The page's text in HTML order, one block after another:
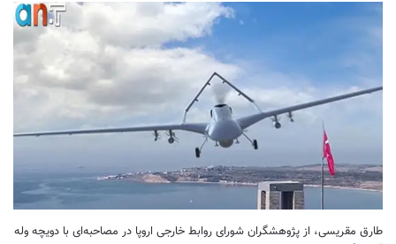
طارق مقریسی، از پژوهشگران شورای روابط خارجی اروپا در مصاحبه‌ای با دویچه وله